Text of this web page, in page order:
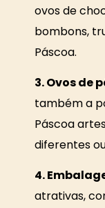
ovos de
bombons,
Páscoa.
3. Ovos de
também a
Páscoa
diferentes
4.
atrativas,